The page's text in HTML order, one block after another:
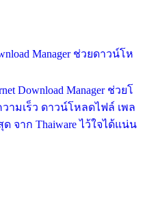
Manager ช่วยดาวน์โห
Download Manager ช่วยโ
ามเร็ว ดาวน์โหลดไฟล์ เพล
จาก Thaiware ไว้ใจได้แน่น